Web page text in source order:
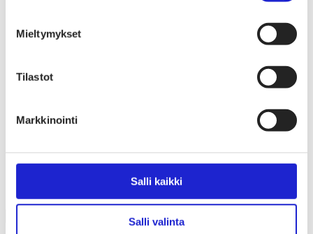
Mieltymykset
Tilastot
Markkinointi
Salli kaikki
Salli valinta
Suomen Tekstiili & Muoti 120 vuotta
Tilastoja Suomen Tekstiili & Muoti ry:stä ja sen
jäsenistä
Tietosuojaseloste